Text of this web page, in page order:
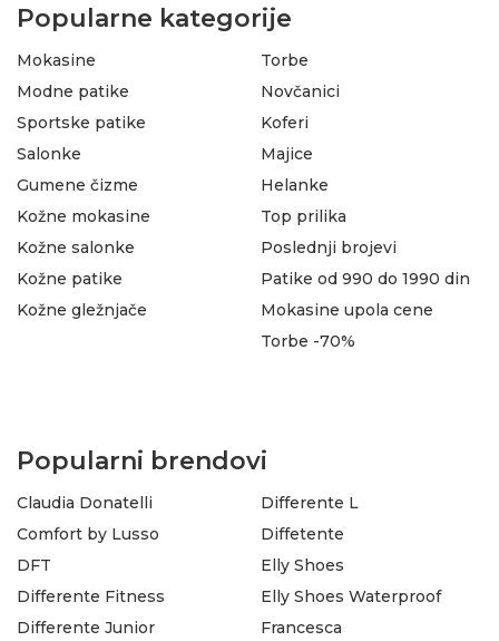
Popularne kategorije
Mokasine
Modne patike
Sportske patike
Salonke
Gumene čizme
Torbe
Novčanici
Koferi
Majice
Helanke
Kožne mokasine
Kožne salonke
Kožne patike
Kožne gležnjače
Top prilika
Poslednji brojevi
Patike od 990 do 1990 din
Mokasine upola cene
Torbe -70%
Popularni brendovi
Claudia Donatelli
Comfort by Lusso
DFT
Differente Fitness
Differente Junior
Differente L
Diffetente
Elly Shoes
Elly Shoes Waterproof
Francesca